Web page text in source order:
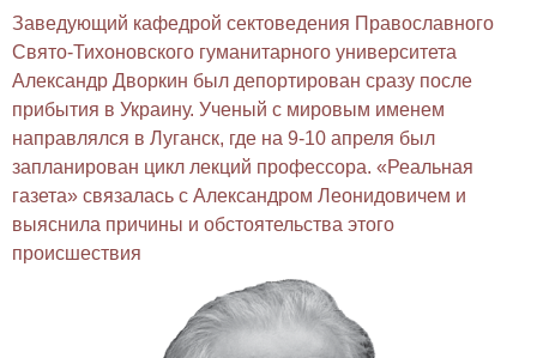
Заведующий кафедрой сектоведения Православного
Свято-Тихоновского гуманитарного университета
Александр Дворкин был депортирован сразу после
прибытия в Украину. Ученый с мировым именем
направлялся в Луганск, где на 9-10 апреля был
запланирован цикл лекций профессора. «Реальная
газета» связалась с Александром Леонидовичем и
выяснила причины и обстоятельства этого
происшествия